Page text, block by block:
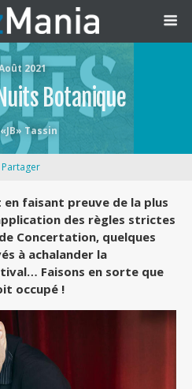
2021
Botanique
Tassin
Partager
faisant preuve de la plus
des règles strictes
Concertation, quelques
à achalander la
Faisons en sorte que
occupé !